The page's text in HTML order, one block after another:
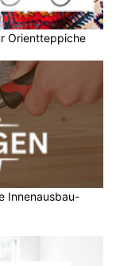
Orientteppiche
Innenausbau-